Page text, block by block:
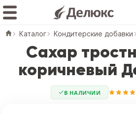
Каталог Кондитерские добавки
Сахар
коричневый
В НАЛИЧИИ